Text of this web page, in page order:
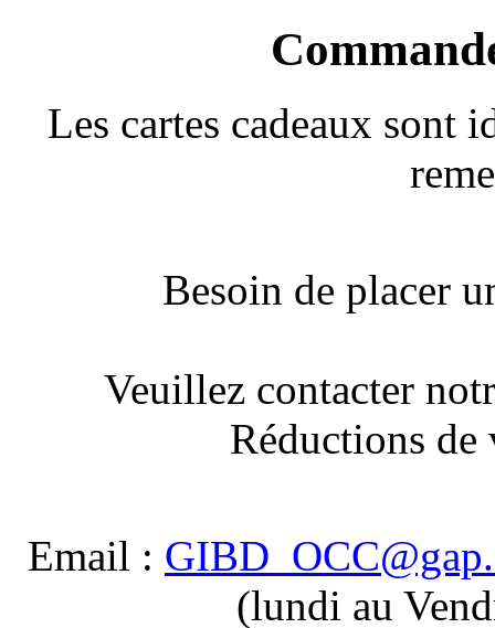
Les cartes cadeaux sont
Besoin de placer
Veuillez contacter
Réductions
Email :
(lundi au